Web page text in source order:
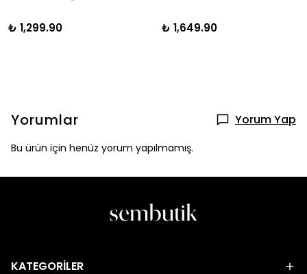
₺ 1,299.90 ₺ 1,649.90
Yorumlar Yorum Yap
Bu ürün için henüz yorum yapılmamış.
KATEGORİLER